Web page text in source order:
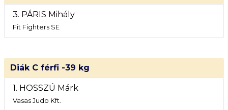
3. PÁRIS Mihály
Fit Fighters SE
Diák C férfi -39 kg
1. HOSSZÚ Márk
Vasas Judo Kft.